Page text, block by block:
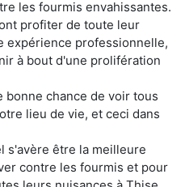
les fourmis envahissantes.
profiter de toute leur
expérience professionnelle,
à bout d'une prolifération
bonne chance de voir tous
lieu de vie, et ceci dans
s'avère être la meilleure
contre les fourmis et pour